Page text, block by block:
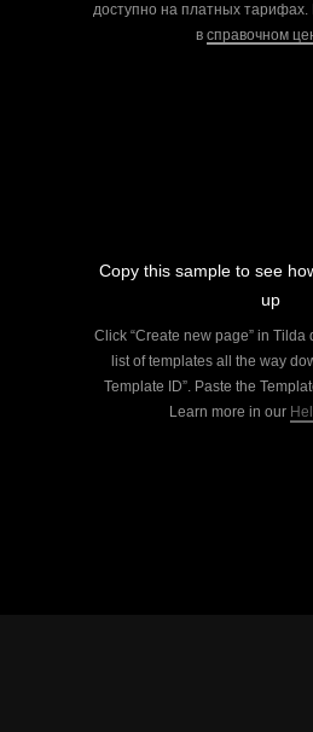
доступно на платных
в справочном
Copy this sample to see
up
Click “Create new page” in Tilda
list of templates all the way
Template ID”. Paste the
Learn more in our